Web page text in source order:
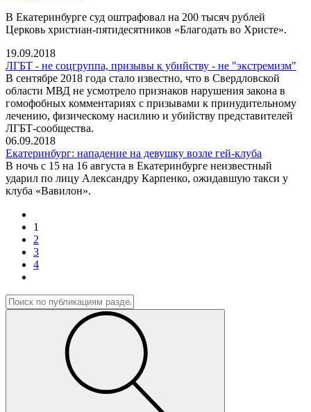
В Екатеринбурге суд оштрафовал на 200 тысяч рублей
Церковь христиан-пятидесятников «Благодать во Христе».
19.09.2018
ЛГБТ - не соцгруппа, призывы к убийству - не "экстремизм"
В сентябре 2018 года стало известно, что в Свердловской
области МВД не усмотрело признаков нарушения закона в
гомофобных комментариях с призывами к принудительному
лечению, физическому насилию и убийству представителей
ЛГБТ-сообщества.
06.09.2018
Екатеринбург: нападение на девушку возле гей-клуба
В ночь с 15 на 16 августа в Екатеринбурге неизвестный
ударил по лицу Александру Карпенко, ожидавшую такси у
клуба «Вавилон».
1
2
3
4